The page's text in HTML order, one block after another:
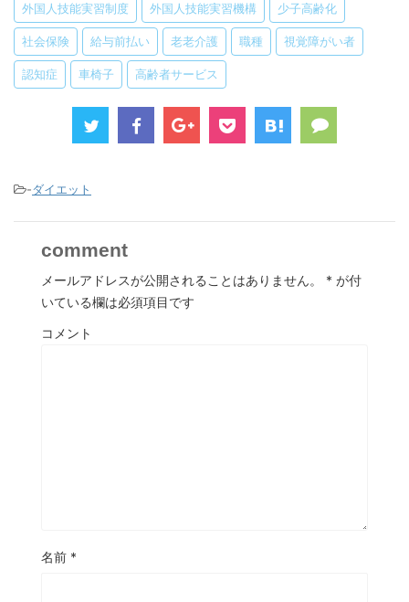
外国人技能実習制度 外国人技能実習機構 少子高齢化
社会保険 給与前払い 老老介護 職種 視覚障がい者
認知症 車椅子 高齢者サービス
-ダイエット
comment
メールアドレスが公開されることはありません。 * が付
いている欄は必須項目です
コメント
名前 *